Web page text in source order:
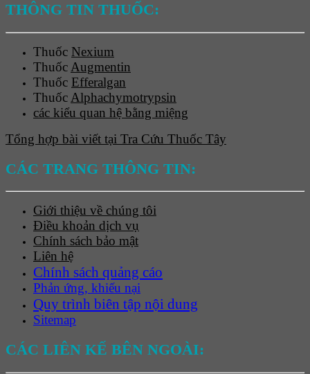
THÔNG TIN THUỐC:
Thuốc Nexium
Thuốc Augmentin
Thuốc Efferalgan
Thuốc Alphachymotrypsin
các kiểu quan hệ bằng miệng
Tổng hợp bài viết tại Tra Cứu Thuốc Tây
CÁC TRANG THÔNG TIN:
Giới thiệu về chúng tôi
Điều khoản dịch vụ
Chính sách bảo mật
Liên hệ
Chính sách quảng cáo
Phản ứng, khiếu nại
Quy trình biên tập nội dung
Sitemap
CÁC LIÊN KẾ BÊN NGOÀI: